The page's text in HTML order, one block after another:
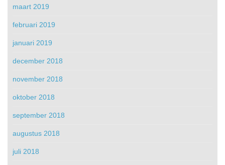
maart 2019
februari 2019
januari 2019
december 2018
november 2018
oktober 2018
september 2018
augustus 2018
juli 2018